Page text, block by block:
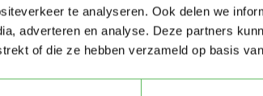
te analyseren. Ook delen we
adverteren en analyse. Deze partners
of die ze hebben verzameld op basis